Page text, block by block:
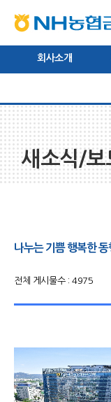
본문내용바로가기
주메뉴바로가기
상단내용바로가기
하단내용바로가기
회사소개
새소식/보
나누는 기쁨 행복한
전체 게시물수 : 4975